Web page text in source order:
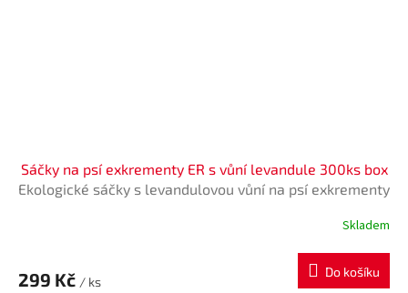
Sáčky na psí exkrementy ER s vůní levandule 300ks box
Ekologické sáčky s levandulovou vůní na psí exkrementy
Skladem
299 Kč / ks
Do košíku